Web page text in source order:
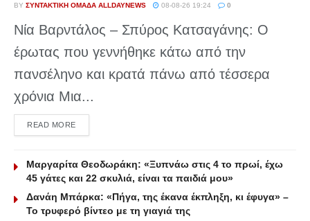
BY ΣΥΝΤΑΚΤΙΚΉ ΟΜΆΔΑ ALLDAYNEWS 08-08-26 19:24 0
Νία Βαρντάλος – Σπύρος Κατσαγάνης: Ο
έρωτας που γεννήθηκε κάτω από την
πανσέληνο και κρατά πάνω από τέσσερα
χρόνια Μια...
READ MOREDETAILS
Μαργαρίτα Θεοδωράκη: «Ξυπνάω στις 4 το πρωί, έχω
45 γάτες και 22 σκυλιά, είναι τα παιδιά μου»
Δανάη Μπάρκα: «Πήγα, της έκανα έκπληξη, κι έφυγα» –
Το τρυφερό βίντεο με τη γιαγιά της